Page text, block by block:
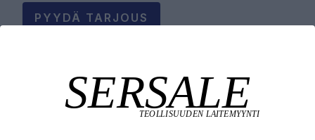
PYYDÄ TARJOUS
LISÄÄ OSTOSKORIIN